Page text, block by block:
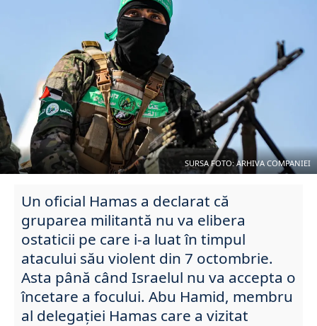
SURSA FOTO: ARHIVA COMPANIEI
Un oficial Hamas a declarat că
gruparea militantă nu va elibera
ostaticii pe care i-a luat în timpul
atacului său violent din 7 octombrie.
Asta până când Israelul nu va accepta o
încetare a focului. Abu Hamid, membru
al delegației Hamas care a vizitat